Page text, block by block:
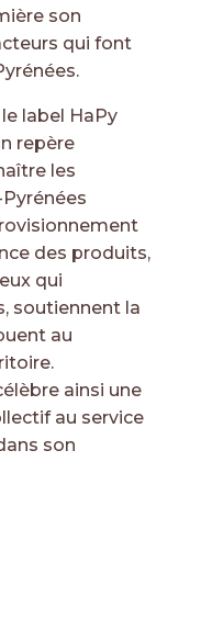
son
qui font
label HaPy
repère
les
des produits,
qui
soutiennent la
au
ainsi une
au service
son